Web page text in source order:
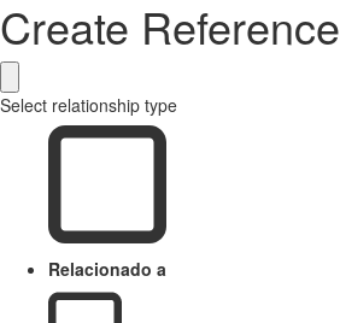
Create Reference
Select relationship type
Relacionado a